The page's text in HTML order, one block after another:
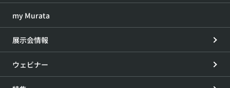
my Murata
展示会情報
ウェビナー